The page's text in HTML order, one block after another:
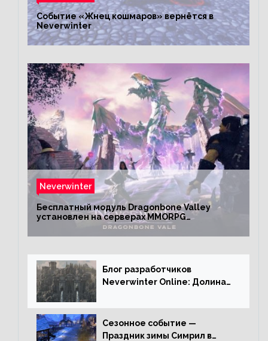
Событие «Жнец кошмаров» вернётся в
Neverwinter
Neverwinter
Бесплатный модуль Dragonbone Valley
установлен на серверах MMORPG
Блог разработчиков
Neverwinter Online: Долина
Сезонное событие —
Праздник зимы Симрил в